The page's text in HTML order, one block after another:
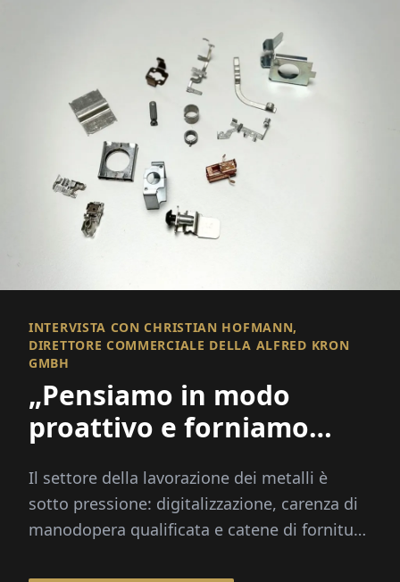
INTERVISTA CON CHRISTIAN HOFMANN,
DIRETTORE COMMERCIALE DELLA ALFRED KRON
GMBH
„Pensiamo in modo
proattivo e forniamo
Il settore della lavorazione dei metalli è
sotto pressione: digitalizzazione, carenza di
manodopera qualificata e catene di fornitura